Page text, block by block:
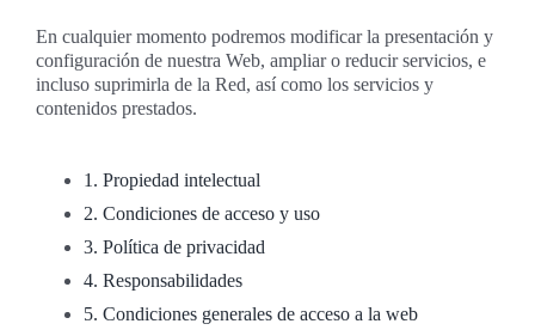
En cualquier momento podremos modificar la presentación y
configuración de nuestra Web, ampliar o reducir servicios, e
incluso suprimirla de la Red, así como los servicios y
contenidos prestados.
1. Propiedad intelectual
2. Condiciones de acceso y uso
3. Política de privacidad
4. Responsabilidades
5. Condiciones generales de acceso a la web